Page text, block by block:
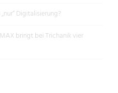
Digitalisierung?
bringt bei Trichanik vier